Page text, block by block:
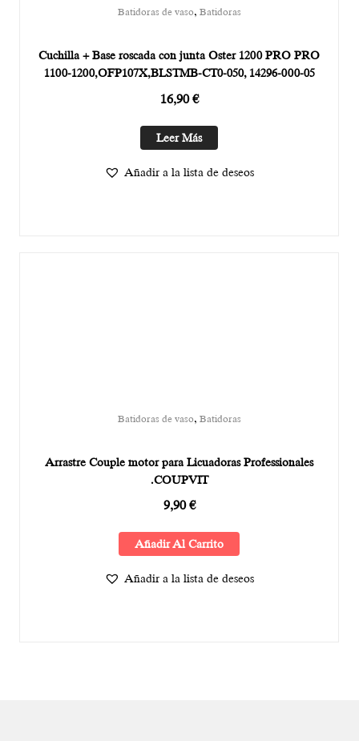
Batidoras de vaso, Batidoras
Cuchilla + Base roscada con junta Oster 1200 PRO PRO
1100-1200,OFP107X,BLSTMB-CT0-050, 14296-000-05
16,90€
Leer Más
Añadir a la lista de deseos
Batidoras de vaso, Batidoras
Arrastre Couple motor para Licuadoras Professionales
.COUPVIT
9,90€
Añadir Al Carrito
Añadir a la lista de deseos